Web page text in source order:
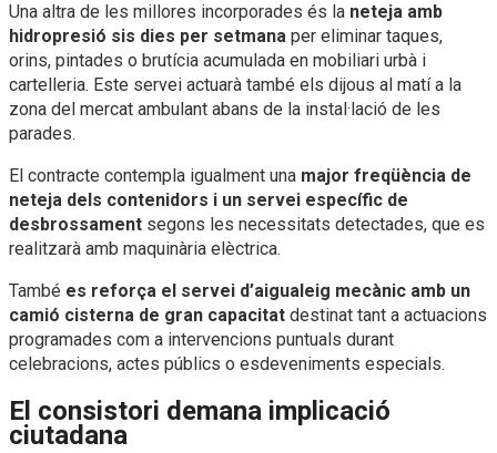
Una altra de les millores incorporades és la neteja amb
hidropresió sis dies per setmana per eliminar taques,
orins, pintades o brutícia acumulada en mobiliari urbà i
cartelleria. Este servei actuarà també els dijous al matí a la
zona del mercat ambulant abans de la instal·lació de les
parades.
El contracte contempla igualment una major freqüència de
neteja dels contenidors i un servei específic de
desbrossament segons les necessitats detectades, que es
realitzarà amb maquinària elèctrica.
També es reforça el servei d’aigualeig mecànic amb un
camió cisterna de gran capacitat destinat tant a actuacions
programades com a intervencions puntuals durant
celebracions, actes públics o esdeveniments especials.
El consistori demana implicació
ciutadana